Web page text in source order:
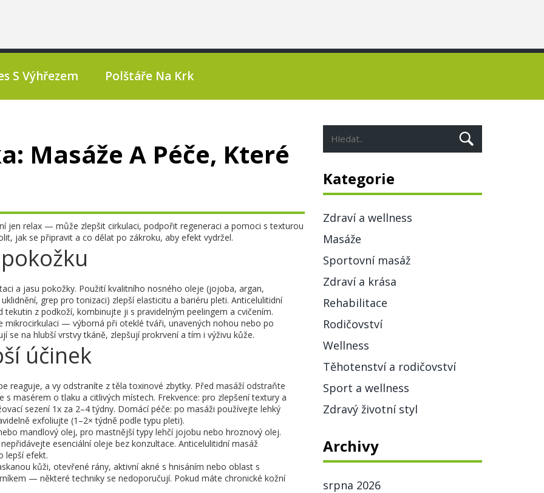
S Výhřezem Polštáře Na Krk
Masáže A Péče, Které
jen relax — může zlepšit cirkulaci, podpořit regeneraci a pomoci s texturou
jak se připravit a co dělat po zákroku, aby efekt vydržel.
a jasu pokožky. Použití kvalitního nosného oleje (jojoba, argan,
grep pro tonizaci) zlepší elasticitu a bariéru pleti. Anticelulitidní
z podkoží, kombinujte ji s pravidelným peelingem a cvičením.
— výborná při oteklé tváři, unavených nohou nebo po
se na hlubší vrstvy tkáně, zlepšují prokrvení a tím i výživu kůže.
účinek
reaguje, a vy odstraníte z těla toxinové zbytky. Před masáží odstraňte
masérem o tlaku a citlivých místech. Frekvence: pro zlepšení textury a
sezení 1x za 2–4 týdny. Domácí péče: po masáži používejte lehký
exfoliujte (1–2× týdně podle typu pleti).
mandlový olej, pro mastnější typy lehčí jojobu nebo hroznový olej.
esenciální oleje bez konzultace. Anticelulitidní masáž
lepší efekt.
kůži, otevřené rány, aktivní akné s hnisáním nebo oblast s
— některé techniky se nedoporučují. Pokud máte chronické kožní
Kategorie
Zdraví a wellness
Masáže
Sportovní masáž
Zdraví a krása
Rehabilitace
Rodičovství
Wellness
Těhotenství a rodičovství
Sport a wellness
Zdravý životní styl
Archivy
srpna 2026